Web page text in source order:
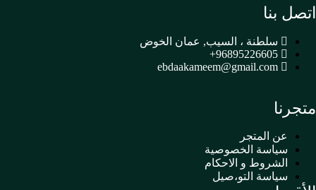
اتصل بنا
سلطنة ، السيب, عمان الخوض
96895226605+
ebdaakameem@gmail.com
متجرنا
عن المتجر
سياسة الخصوصية
الشروط و الاحكام
سياسة التو،صيل